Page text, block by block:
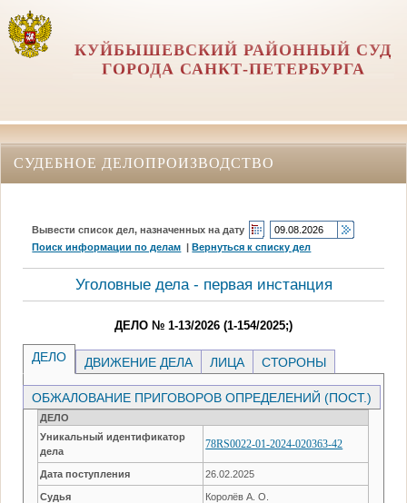
КУЙБЫШЕВСКИЙ РАЙОННЫЙ СУД
ГОРОДА САНКТ-ПЕТЕРБУРГА
СУДЕБНОЕ ДЕЛОПРОИЗВОДСТВО
Вывести список дел, назначенных на дату
Поиск информации по делам |Вернуться к списку дел
Уголовные дела - первая инстанция
ДЕЛО № 1-13/2026 (1-154/2025;)
ДЕЛО ДВИЖЕНИЕ ДЕЛА ЛИЦА СТОРОНЫ
ОБЖАЛОВАНИЕ ПРИГОВОРОВ ОПРЕДЕЛЕНИЙ (ПОСТ.)
ДЕЛО
Уникальный идентификатор
дела
78RS0022-01-2024-020363-42
Дата поступления 26.02.2025
Судья Королёв А. О.